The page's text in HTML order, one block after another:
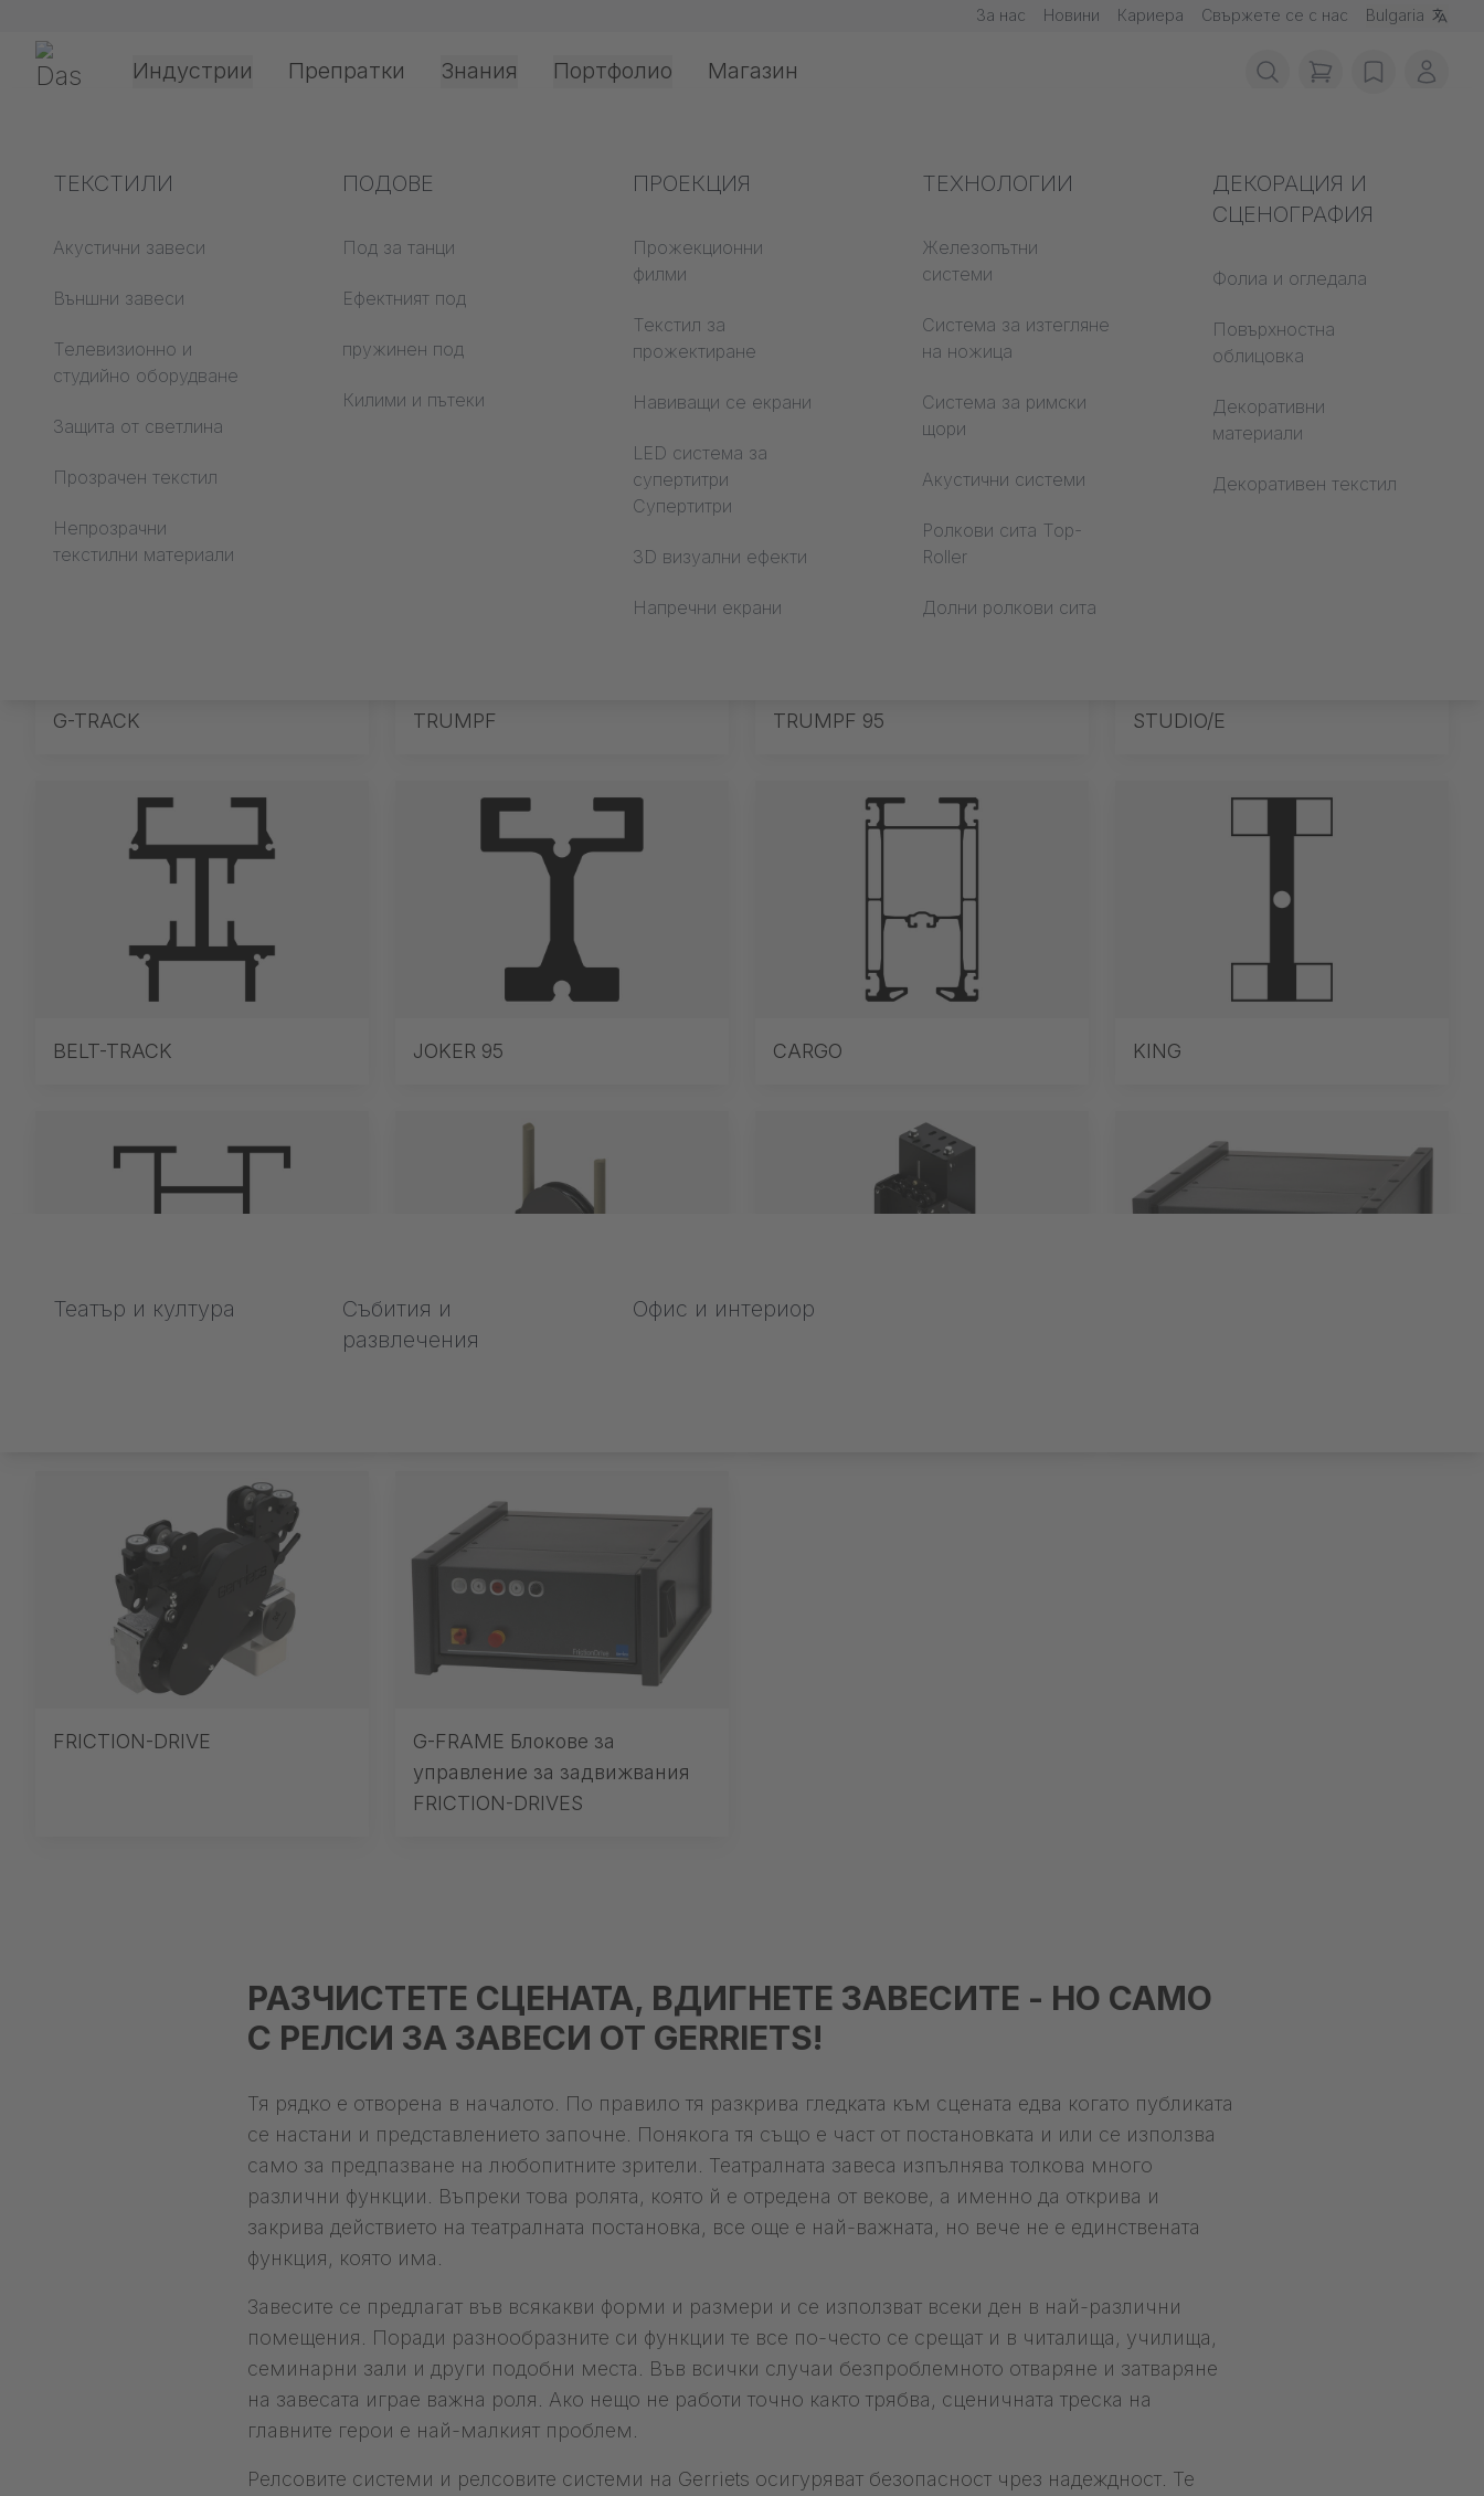
За нас Новини Кариера Свържете се с нас Bulgaria
Gerriets Индустрии
Театър и култура
Събития и
развлечения
Офис и интериор
Препратки Знания
Обяснение на
Прожекционни
текстил ABC
Технология за
приложение
Видове задвижвания
Обработка на
Експертни познания
Познания за текстила
Акустични познания
прожектиране
Противопожарна
Класове строителни
Trevira CS
Акустика
Open Space Office
Архитектура
Портфолио
ТЕКСТИЛИ
Акустични завеси
Външни завеси
Телевизионно и
студийно оборудване
Защита от светлина
Прозрачен текстил
Непрозрачни
текстилни материали
ПОДОВЕ
Под за танци
Ефектният под
пружинен под
Килими и пътеки
ПРОЕКЦИЯ
Прожекционни
филми
Текстил за
прожектиране
Навиващи се екрани
LED система за
супертитри
Супертитри
3D визуални ефекти
Напречни екрани
ТЕХНОЛОГИИ
Железопътни
системи
Система за изтегляне
на ножица
Система за римски
щори
Акустични системи
Ролкови сита Top-
Roller
Долни ролкови сита
ДЕКОРАЦИЯ И
СЦЕНОГРАФИЯ
Фолиа и огледала
Повърхностна
облицовка
Декоративни
материали
Декоративен текстил
Магазин
items in cart,
wishlistМоят
Релсови системи
Имаме подходящата релса за всяко приложение!
G-TRACK TRUMPF TRUMPF 95 STUDIO/E
BELT-TRACK JOKER 95 CARGO KING
FRICTION-DRIVE
G-FRAME Блокове за
управление за задвижвания
FRICTION-DRIVES
РАЗЧИСТЕТЕ СЦЕНАТА, ВДИГНЕТЕ ЗАВЕСИТЕ - НО САМО
С РЕЛСИ ЗА ЗАВЕСИ ОТ GERRIETS!
Тя рядко е отворена в началото. По правило тя разкрива гледката към сцената едва когато публиката
се настани и представлението започне. Понякога тя също е част от постановката и или се използва
само за предпазване на любопитните зрители. Театралната завеса изпълнява толкова много
различни функции. Въпреки това ролята, която й е отредена от векове, а именно да открива и
закрива действието на театралната постановка, все още е най-важната, но вече не е единствената
функция, която има.
Завесите се предлагат във всякакви форми и размери и се използват всеки ден в най-различни
помещения. Поради разнообразните си функции те все по-често се срещат и в читалища, училища,
семинарни зали и други подобни места. Във всички случаи безпроблемното отваряне и затваряне
на завесата играе важна роля. Ако нещо не работи точно както трябва, сценичната треска на
главните герои е най-малкият проблем.
Релсовите системи и релсовите системи на Gerriets осигуряват безопасност чрез надеждност. Те